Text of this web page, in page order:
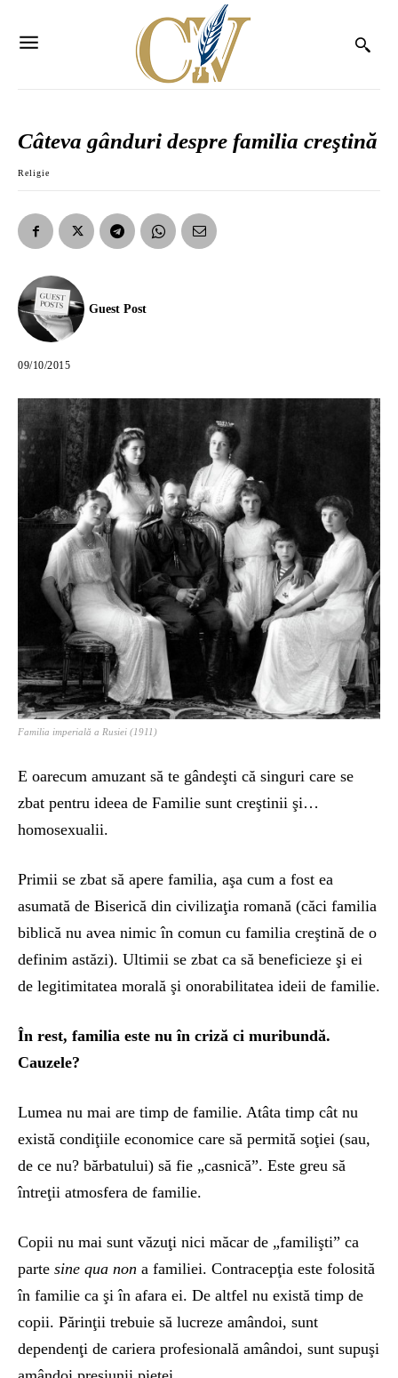
Câteva gânduri despre familia creştină
Religie
Guest Post
09/10/2015
Familia imperială a Rusiei (1911)
E oarecum amuzant să te gândeşti că singuri care se
zbat pentru ideea de Familie sunt creştinii şi…
homosexualii.
Primii se zbat să apere familia, aşa cum a fost ea
asumată de Biserică din civilizaţia romană (căci familia
biblică nu avea nimic în comun cu familia creştină de o
definim astăzi). Ultimii se zbat ca să beneficieze şi ei
de legitimitatea morală şi onorabilitatea ideii de familie.
În rest, familia este nu în criză ci muribundă.
Cauzele?
Lumea nu mai are timp de familie. Atâta timp cât nu
există condiţiile economice care să permită soţiei (sau,
de ce nu? bărbatului) să fie „casnică”. Este greu să
întreţii atmosfera de familie.
Copii nu mai sunt văzuţi nici măcar de „familişti” ca
parte sine qua non a familiei. Contracepţia este folosită
în familie ca şi în afara ei. De altfel nu există timp de
copii. Părinţii trebuie să lucreze amândoi, sunt
dependenţi de cariera profesională amândoi, sunt supuşi